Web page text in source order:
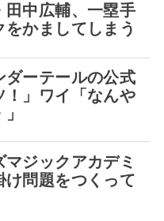
田中広輔、一塁手
をかましてしまう
ダーテールの公式
！」ワイ「なんや
マジックアカデミ
け問題をつくって